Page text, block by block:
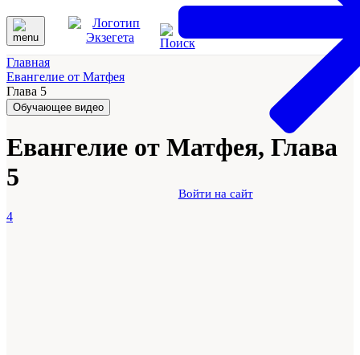
Войти на сайт
Главная
Евангелие от Матфея
Глава 5
Обучающее видео
Евангелие от Матфея, Глава
5
4